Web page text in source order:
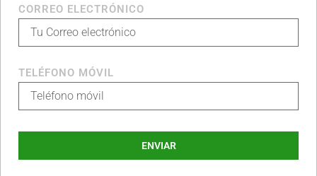
CORREO ELECTRÓNICO
TELÉFONO MÓVIL
ENVIAR